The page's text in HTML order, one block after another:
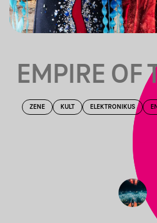
EMPIRE OF
ZENE KULT ELEKTRONIKUS